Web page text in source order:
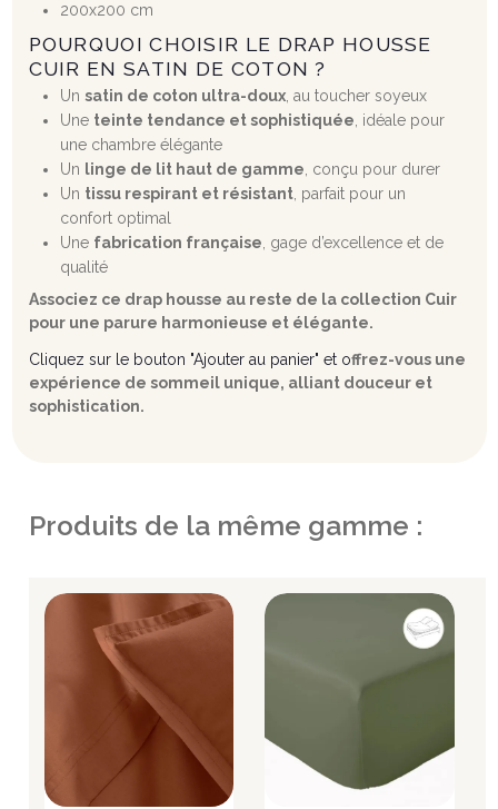
200x200 cm
POURQUOI CHOISIR LE DRAP HOUSSE
CUIR EN SATIN DE COTON ?
Un satin de coton ultra-doux, au toucher soyeux
Une teinte tendance et sophistiquée , idéale pour
une chambre élégante
Un linge de lit haut de gamme , conçu pour durer
Un tissu respirant et résistant, parfait pour un
confort optimal
Une fabrication française , gage d’excellence et de
qualité
Associez ce drap housse au reste de la collection Cuir
pour une parure harmonieuse et élégante.
Cliquez sur le bouton "Ajouter au panier" et offrez-vous une
expérience de sommeil unique, alliant douceur et
sophistication.
Produits de la même gamme :